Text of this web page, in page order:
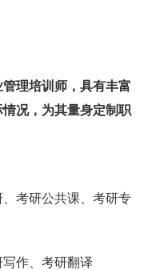
理培训师，具有丰富
况，为其量身定制职
考研公共课、考研专
作、考研翻译